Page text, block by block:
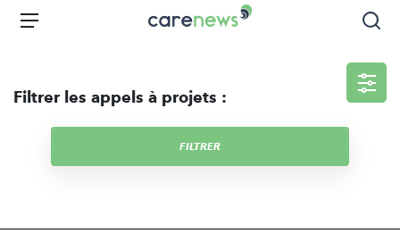
Aller
Carenews,
acteurs
l'engagement
Menu
Filtrer les appels à projets :
FILTRER